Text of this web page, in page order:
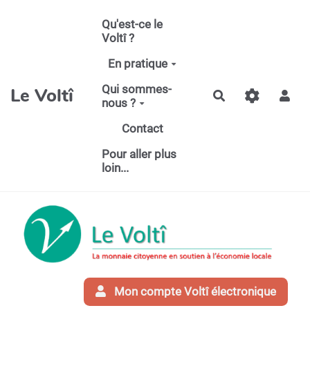
Aller au contenu principal
Le Voltî
Qu'est-ce le
Voltî ?
En pratique
Qui sommes-
nous ?
Contact
Pour aller plus
loin...
Rechercher
Mon compte Voltî électronique